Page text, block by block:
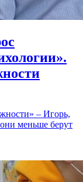
– Игорь,
меньше берут